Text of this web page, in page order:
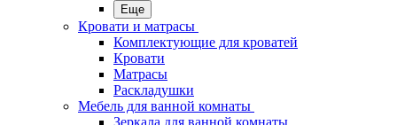
Еще
Кровати и матрасы
Комплектующие для кроватей
Кровати
Матрасы
Раскладушки
Мебель для ванной комнаты
Зеркала для ванной комнаты